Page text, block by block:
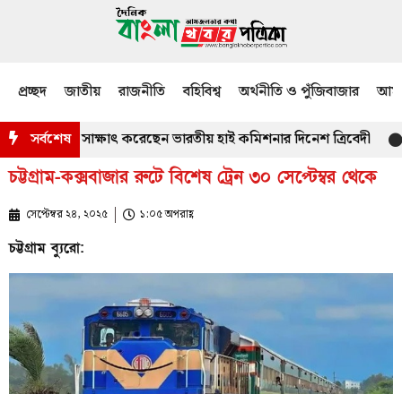
প্রচ্ছদ জাতীয় রাজনীতি বহিবিশ্ব অর্থনীতি ও পুঁজিবাজার
সর্বশেষ
সৌজন্য সাক্ষাৎ করেছেন ভারতীয় হাই কমিশনার দিনেশ ত্রিবেদী
চট্টগ্রাম-কক্সবাজার রুটে বিশেষ ট্রেন ৩০ সেপ্টেম্বর থেকে
সেপ্টেম্বর ২৪, ২০২৫ ১:০৫ অপরাহ্ণ
চট্টগ্রাম ব্যুরো: